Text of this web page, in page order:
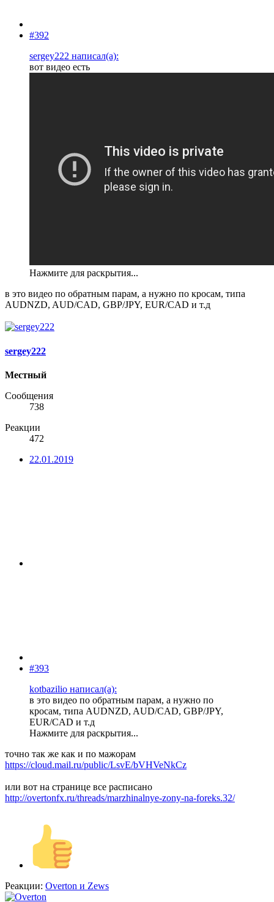
#392
sergey222 написал(а):
вот видео есть
Нажмите для раскрытия...
в это видео по обратным парам, а нужно по кросам, типа
AUDNZD, AUD/CAD, GBP/JPY, EUR/CAD и т.д
sergey222
Местный
Сообщения
738
Реакции
472
22.01.2019
#393
kotbazilio написал(а):
в это видео по обратным парам, а нужно по
кросам, типа AUDNZD, AUD/CAD, GBP/JPY,
EUR/CAD и т.д
Нажмите для раскрытия...
точно так же как и по мажорам
https://cloud.mail.ru/public/LsvE/bVHVeNkCz
или вот на странице все расписано
http://overtonfx.ru/threads/marzhinalnye-zony-na-foreks.32/
Реакции: Overton и Zews